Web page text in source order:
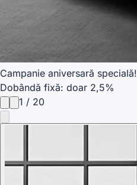
Campanie aniversară specială!
Dobândă fixă: doar 2,5%
1 / 20